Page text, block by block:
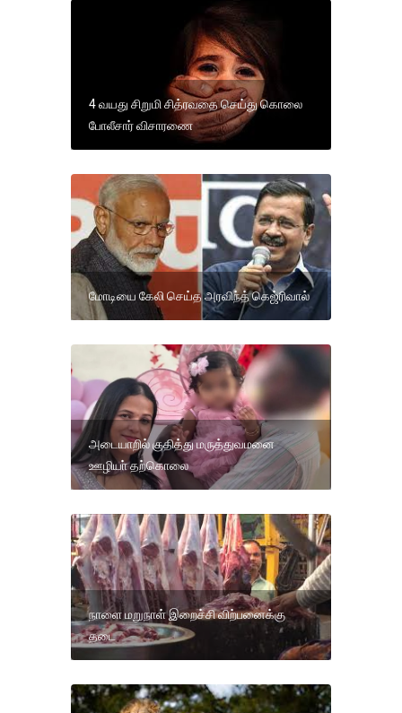
4 வயது சிறுமி சித்ரவதை செய்து கொலை
போலீசார் விசாரணை
மோடியை கேலி செய்த அரவிந்த் கெஜ்ரிவால்
அடையாறில் குதித்து மருத்துவமனை
ஊழியா் தற்கொலை
நாளை மறுநாள் இறைச்சி விற்பனைக்கு
தடை